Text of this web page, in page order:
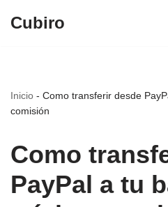
Cubiro
Inicio - Como transferir desde
comisión
Como
PayPal a tu